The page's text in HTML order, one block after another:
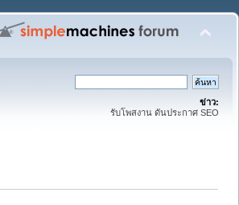
ข่าว:
รับโพสงาน ดันประกาศ SEO